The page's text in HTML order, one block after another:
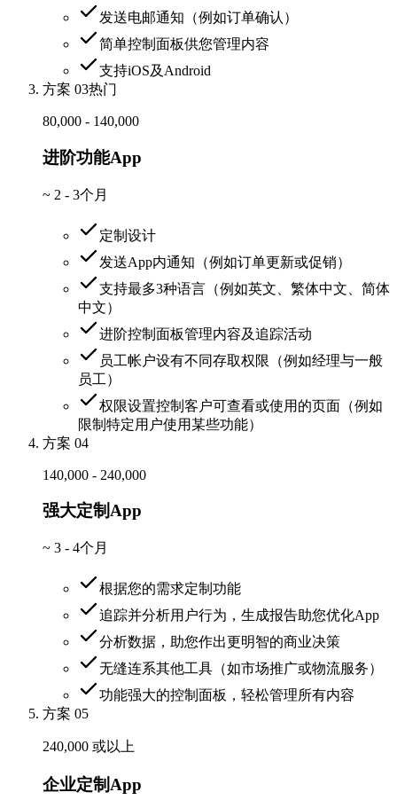
发送电邮通知（例如订单确认）
简单控制面板供您管理内容
支持iOS及Android
方案 03热门
80,000 - 140,000
进阶功能App
~ 2 - 3个月
定制设计
发送App内通知（例如订单更新或促销）
支持最多3种语言（例如英文、繁体中文、简体
中文）
进阶控制面板管理内容及追踪活动
员工帐户设有不同存取权限（例如经理与一般
员工）
权限设置控制客户可查看或使用的页面（例如
限制特定用户使用某些功能）
方案 04
140,000 - 240,000
强大定制App
~ 3 - 4个月
根据您的需求定制功能
追踪并分析用户行为，生成报告助您优化App
分析数据，助您作出更明智的商业决策
无缝连系其他工具（如市场推广或物流服务）
功能强大的控制面板，轻松管理所有内容
方案 05
240,000 或以上
企业定制App